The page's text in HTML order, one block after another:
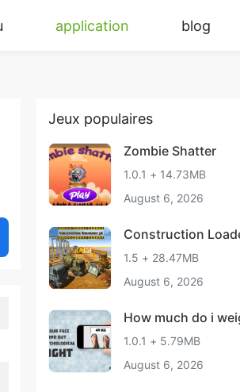
application blog
Jeux populaires
Zombie Shatter
1.0.1 + 14.73MB
August 6, 2026
Construction
1.5 + 28.47MB
August 6, 2026
How much do i
nner
1.0.1 + 5.79MB
August 6, 2026